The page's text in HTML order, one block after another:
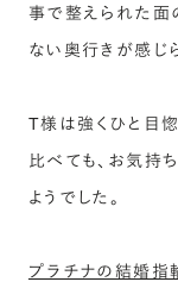
事で整えられた面
ない奥行きが感じ
T様は強くひと目惚
比べても、お気持
ようでした。
プラチナの結婚指